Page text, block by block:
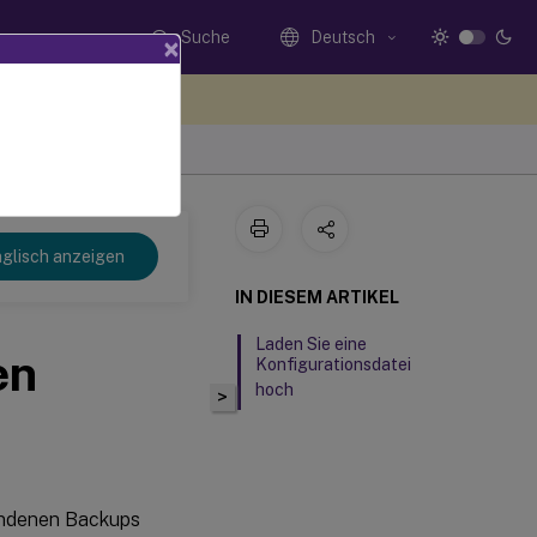
Suche Deutsch
anzeigen
Backups
>
IN DIESEM ARTIKEL
Laden Sie eine
Konfigurationsdatei
hoch
×